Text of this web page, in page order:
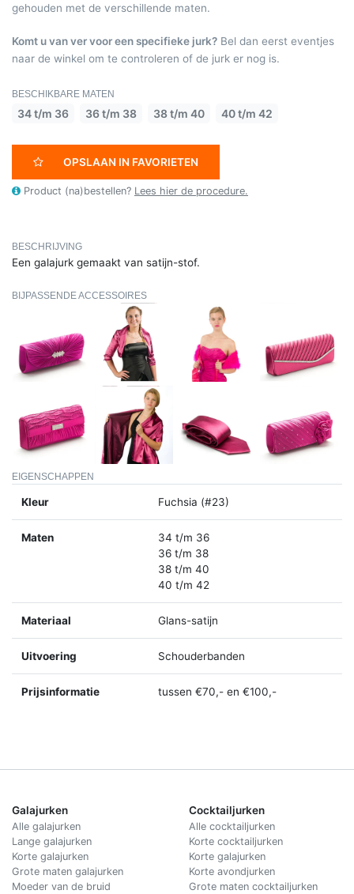
gehouden met de verschillende maten.
Komt u van ver voor een specifieke jurk? Bel dan eerst eventjes
naar de winkel om te controleren of de jurk er nog is.
BESCHIKBARE MATEN
34 t/m 36 36 t/m 38 38 t/m 40 40 t/m 42
OPSLAAN IN FAVORIETEN
Product (na)bestellen? Lees hier de procedure.
BESCHRIJVING
Een galajurk gemaakt van satijn-stof.
BIJPASSENDE ACCESSOIRES
EIGENSCHAPPEN
Kleur Fuchsia (#23)
Maten
34 t/m 36
36 t/m 38
38 t/m 40
40 t/m 42
Materiaal Glans-satijn
Uitvoering Schouderbanden
Prijsinformatie tussen €70,- en €100,-
Galajurken
Alle galajurken
Lange galajurken
Korte galajurken
Grote maten galajurken
Moeder van de bruid
Cocktailjurken
Alle cocktailjurken
Korte cocktailjurken
Korte galajurken
Korte avondjurken
Grote maten cocktailjurken